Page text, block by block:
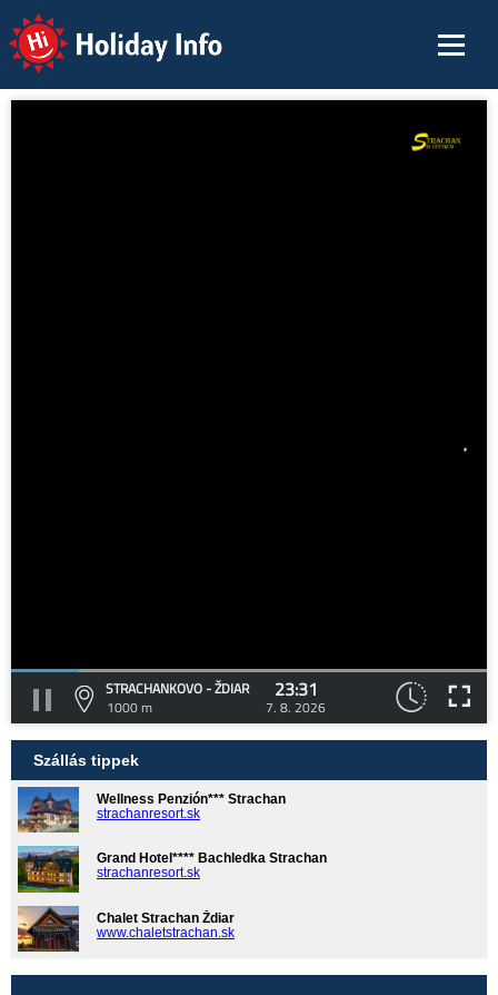
Holiday Info
STRACHANKOVO - ŽDIAR
1000 m
23:31
7. 8. 2026
Szállás tippek
Wellness Penzión*** Strachan
strachanresort.sk
Grand Hotel**** Bachledka Strachan
strachanresort.sk
Chalet Strachan Ždiar
www.chaletstrachan.sk